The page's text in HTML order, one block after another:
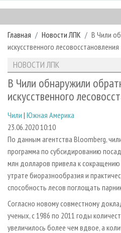
ГЛАВНАЯ
РУБРИКИ И ТЕМЫ
РУБРИКИ ЖУРНАЛА
ЛЕСОЗАГОТОВКА
ЛЕСОПИЛЕНИЕ
СУШКА ДРЕВЕСИНЫ
ПРОИЗВОДСТВО ДРЕВЕСНЫХ
ДЕРЕВЯННОЕ ДОМОСТРОЕНИЕ
ПРОИЗВОДСТВО МЕБЕЛИ
БИОЭНЕРГЕТИКА
ЦБП
ИНСТРУМЕНТ И МАТЕРИАЛЫ
НОВОСТИ
НОВОСТИ ЛПК
НОВОСТИ ЖУРНАЛА
ПРОЕКТЫ ЛПИ
АНАЛИТИКА
ПРЕДПРИЯТИЯ ЛПК
ПЕРСОНЫ
МОБИЛЬНЫЕ ВЫСТАВКИ
ОФИЦИАЛЬНЫЕ ДЕЛЕГАЦИИ
ПРИОРИТЕТНЫЕ
RUSSIAN FORESTRY REVIEW
ГАЗЕТА ЛЕСПРОМФОРУМ
БИБЛИОТЕКА СПЕЦИАЛИСТА
АРХИВ
АРХИВ ЖУРНАЛОВ
О ЖУРНАЛЕ
ПОДПИСКА
КОНТАКТЫ
РЕКЛАМОДАТЕЛЯМ
РЕКЛАМА
РЕКЛАМА НА САЙТЕ
Главная Новости ЛПК
В Чили
искусственного лесовосстановления
НОВОСТИ ЛПК
В Чили обнаружили
искусственного
Чили | Южная Америка
23.06.2020 10:10
По данным агентства Bloomberg,
программа по субсидированию
млн долларов привела к
утрате биоразнообразия и
способность лесов поглощать
Согласно новому совместному
ученых, с 1986 по 2011 годы
увеличилось более чем вдвое, а